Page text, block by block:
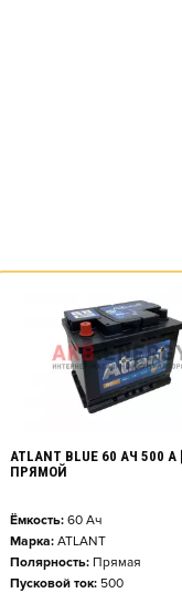
ATLANT BLUE 60 АЧ 500 А
ПРЯМОЙ
Ёмкость: 60 Ач
Марка: ATLANT
Полярность: Прямая
Пусковой ток: 500